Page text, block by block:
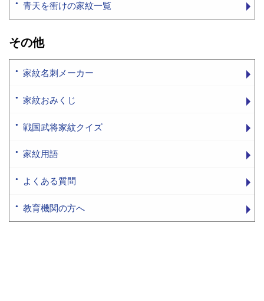
青天を衝けの家紋一覧
その他
家紋名刺メーカー
家紋おみくじ
戦国武将家紋クイズ
家紋用語
よくある質問
教育機関の方へ